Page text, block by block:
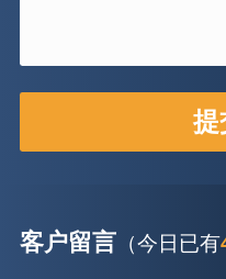
客户留言 （今日已有